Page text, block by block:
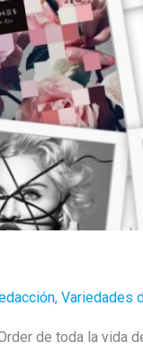
, Variedades
de toda la vida